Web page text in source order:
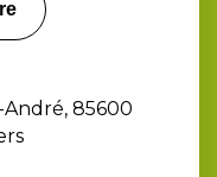
André, 85600